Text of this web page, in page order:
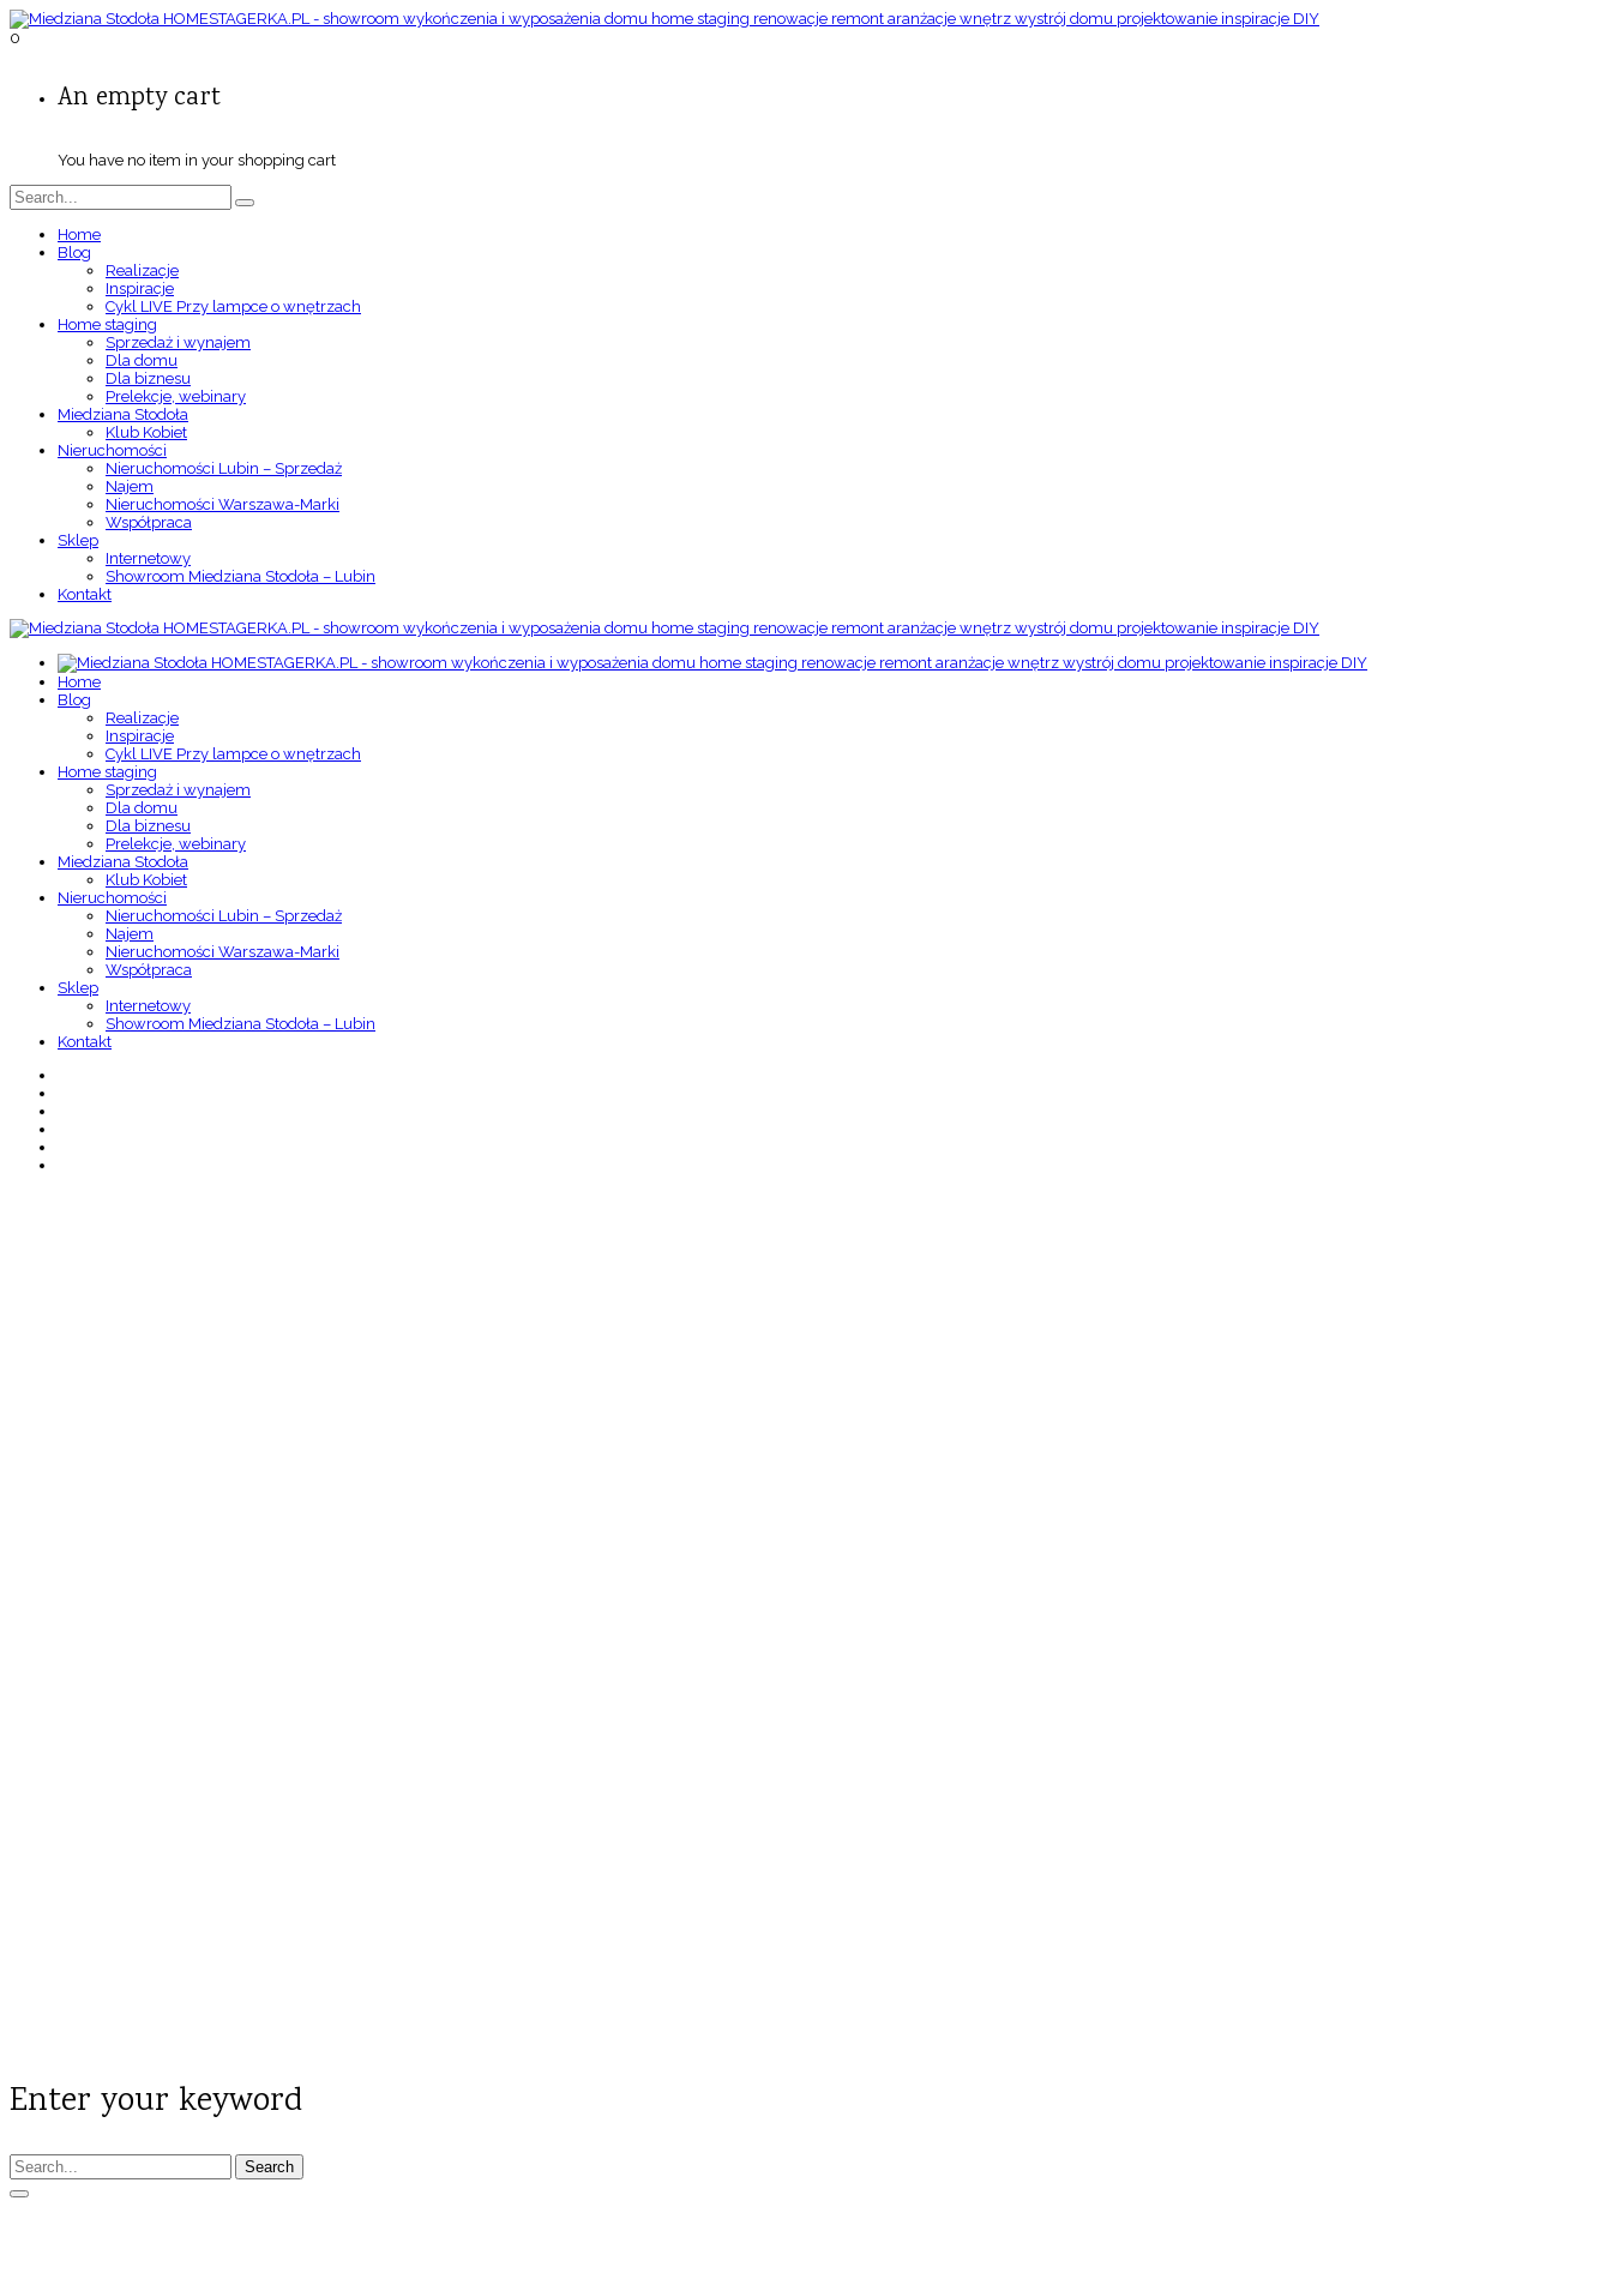
0
An empty cart
You have no item in your shopping cart
Home
Blog
Realizacje
Inspiracje
Cykl LIVE Przy lampce o wnętrzach
Home staging
Sprzedaż i wynajem
Dla domu
Dla biznesu
Prelekcje, webinary
Miedziana Stodoła
Klub Kobiet
Nieruchomości
Nieruchomości Lubin – Sprzedaż
Najem
Nieruchomości Warszawa-Marki
Współpraca
Sklep
Internetowy
Showroom Miedziana Stodoła – Lubin
Kontakt
Home
Blog
Realizacje
Inspiracje
Cykl LIVE Przy lampce o wnętrzach
Home staging
Sprzedaż i wynajem
Dla domu
Dla biznesu
Prelekcje, webinary
Miedziana Stodoła
Klub Kobiet
Nieruchomości
Nieruchomości Lubin – Sprzedaż
Najem
Nieruchomości Warszawa-Marki
Współpraca
Sklep
Internetowy
Showroom Miedziana Stodoła – Lubin
Kontakt
Enter your keyword
Search